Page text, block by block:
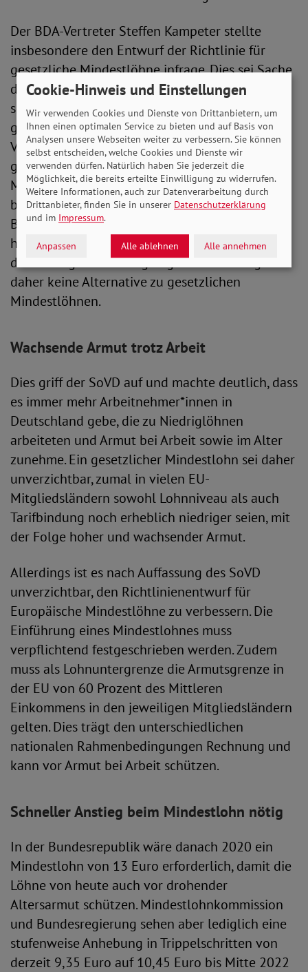
Der BDA-Vertreter Steffen Kampeter stellte
insbesondere den Entwurf der Richtlinie für
gesetzliche Mindestlöhne infrage. Dies sei Sache
der Tarifparteien, wie es auch von den
skandinavischen Mitgliedsregierungen geltend
gemacht wird. Darauf entgegnete der DGB-
Vorsitzende Hoffmann, dass es keiner
gesetzlichen Mindestlöhne bedürfe, wenn alle
Mitgliedsländer eine so hohe Tarifbindung von
bis zu 80 oder 90 Prozent hätten, wie zum
Beispiel in Schweden. Gerade in Deutschland
habe die Tarifbindung insbesondere vonseiten
der Arbeitgeber ständig abgenommen. Es gebe
daher keine Alternative zu gesetzlichen
Mindestlöhnen.
Wachsende Armut trotz Arbeit
Dies griff der SoVD auf und machte deutlich, dass
es immer mehr Arbeitnehmer*innen in
Deutschland gebe, die zu Niedriglöhnen
arbeiteten und Armut bei Arbeit sowie im Alter
zunehme. Ein gesetzlicher Mindestlohn sei daher
unverzichtbar, zumal in vielen EU-
Mitgliedsländern sowohl Lohnniveau als auch
Tarifbindung noch erheblich niedriger seien, mit
der Folge hoher und wachsender Armut.
Allerdings ist es nach Auffassung des SoVD
unverzichtbar, den Richtlinienentwurf für
Europäische Mindestlöhne zu verbessern. Die
Einführung eines Mindestlohnes muss
verpflichtend festgeschrieben werden. Zudem
muss als Lohnuntergrenze die Armutsgrenze in
der EU von 60 Prozent des Mittleren
Einkommens in den jeweiligen Mitgliedsländern
gelten. Dies trägt den unterschiedlichen
nationalen Rahmenbedingungen Rechnung und
kann vor Armut bei Arbeit schützen.
Schneller Anstieg beim Mindestlohn nötig
In der Bundesrepublik wäre danach 2020 ein
Mindestlohn von 13 Euro erforderlich, damit die
Löhne von heute auch vor drohender
Altersarmut schützen. Mindestlohnkommission
und Bundesregierung sehen aber lediglich eine
stufenweise Anhebung in Trippelschritten von
derzeit 9,35 Euro auf 10,45 Euro bis Mitte 2022
Cookie-Hinweis und Einstellungen
Wir verwenden Cookies und Dienste von Drittanbietern, um
Ihnen einen optimalen Service zu bieten und auf Basis von
Analysen unsere Webseiten weiter zu verbessern. Sie können
selbst entscheiden, welche Cookies und Dienste wir
verwenden dürfen. Natürlich haben Sie jederzeit die
Möglichkeit, die bereits erteilte Einwilligung zu widerrufen.
Weitere Informationen, auch zur Datenverarbeitung durch
Drittanbieter, finden Sie in unserer Datenschutzerklärung
und im Impressum.
Anpassen Alle ablehnen Alle annehmen